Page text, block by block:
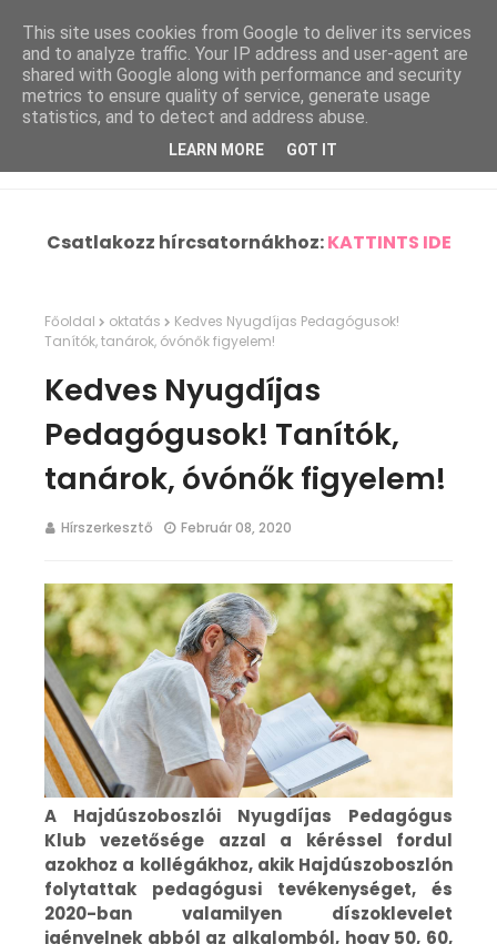
Csatlakozz hírcsatornákhoz:KATTINTS IDE
Főoldal oktatás
Kedves Nyugdíjas Pedagógusok!
Tanítók, tanárok, óvónők figyelem!
Kedves Nyugdíjas
Pedagógusok! Tanítók,
tanárok, óvónők figyelem!
Hírszerkesztő Február 08, 2020
A Hajdúszoboszlói Nyugdíjas Pedagógus
Klub vezetősége azzal a kéréssel fordul
azokhoz a kollégákhoz, akik Hajdúszoboszlón
folytattak pedagógusi tevékenységet, és
2020-ban valamilyen díszoklevelet
igényelnek abból az alkalomból, hogy 50, 60,
This site uses cookies from Google to deliver its services
and to analyze traffic. Your IP address and user-agent are
shared with Google along with performance and security
metrics to ensure quality of service, generate usage
statistics, and to detect and address abuse.
LEARN MORE GOT IT